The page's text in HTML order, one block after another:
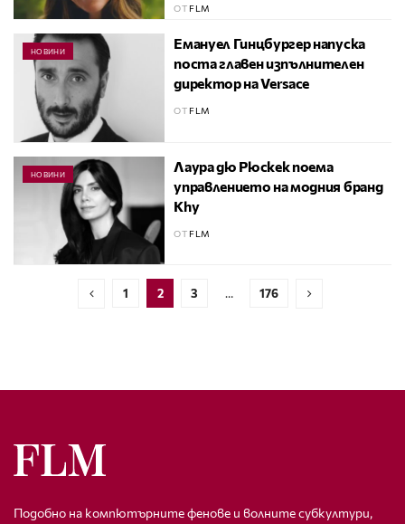
ОТ FLM
НОВИНИ
Емануел Гинцбургер напуска
поста главен изпълнителен
директор на Versace
ОТ FLM
НОВИНИ
Лаура дю Рюскек поема
управлението на модния бранд
Khy
ОТ FLM
1 2 3 … 176
Подобно на компютърните фенове и волните субкултури,